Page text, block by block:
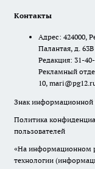
Контакты
Адрес: 424000,
Палантая, д. 63В
Редакция: 31-
Рекламный
10,
Знак информационной
Политика
пользователей
«На информационном
технологии